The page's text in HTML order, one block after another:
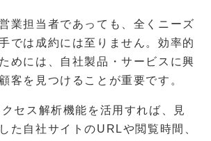
業担当者であっても、全くニーズ
では成約には至りません。効率的
めには、自社製品・サービスに興
客を見つけることが重要です。
セス解析機能を活用すれば、見
た自社サイトのURLや閲覧時間、